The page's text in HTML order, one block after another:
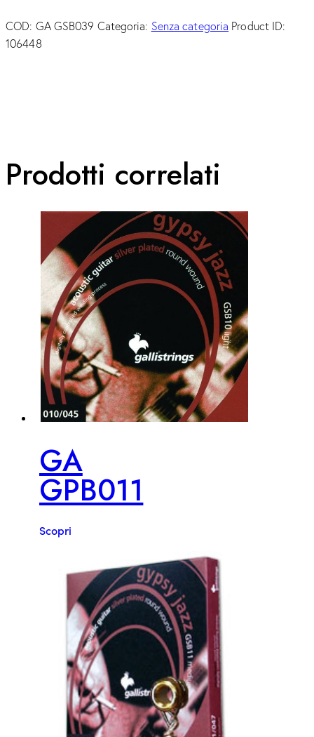
COD: GA GSB039 Categoria: Senza categoria Product ID:
106448
Prodotti correlati
GA
GPB011
Scopri